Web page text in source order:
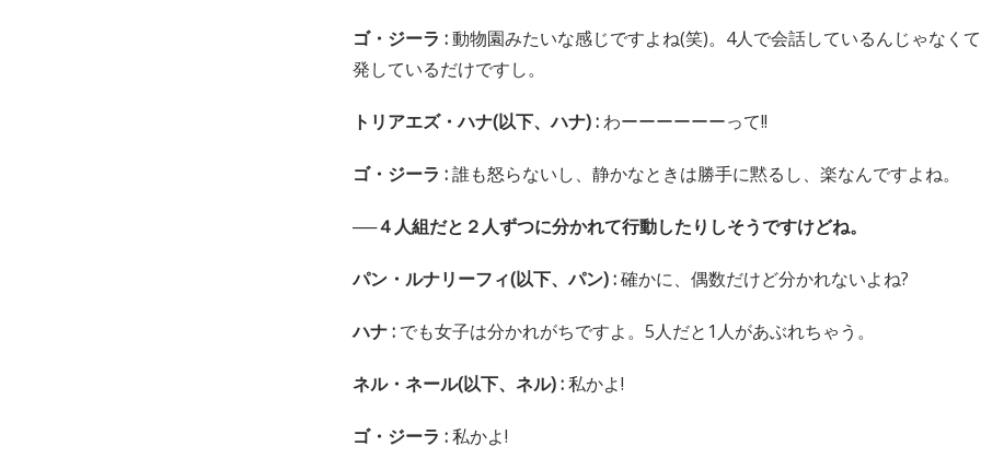
ゴ・ジーラ :動物園みたいな感じですよね(笑)。4人で会話しているんじゃなく
発しているだけですし。
トリアエズ・ハナ(以下、ハナ) :わーーーーーーって!!
ゴ・ジーラ :誰も怒らないし、静かなときは勝手に黙るし、楽なんですよね。
──４人組だと２人ずつに分かれて行動したりしそうですけどね。
パン・ルナリーフィ(以下、パン) :確かに、偶数だけど分かれないよね?
ハナ : でも女子は分かれがちですよ。5人だと1人があぶれちゃう。
ネル・ネール(以下、ネル) :私かよ!
ゴ・ジーラ :私かよ!